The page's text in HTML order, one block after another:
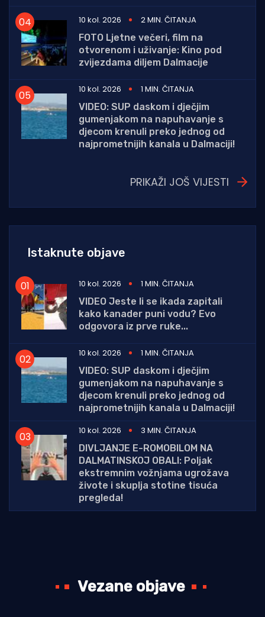
10 kol. 2026
2 MIN. ČITANJA
FOTO Ljetne večeri, film na
otvorenom i uživanje: Kino pod
zvijezdama diljem Dalmacije
10 kol. 2026
1 MIN. ČITANJA
VIDEO: SUP daskom i dječjim
gumenjakom na napuhavanje s
djecom krenuli preko jednog od
najprometnijih kanala u Dalmaciji!
PRIKAŽI JOŠ VIJESTI
Istaknute objave
10 kol. 2026
1 MIN. ČITANJA
VIDEO Jeste li se ikada zapitali
kako kanader puni vodu? Evo
odgovora iz prve ruke...
10 kol. 2026
1 MIN. ČITANJA
VIDEO: SUP daskom i dječjim
gumenjakom na napuhavanje s
djecom krenuli preko jednog od
najprometnijih kanala u Dalmaciji!
10 kol. 2026
3 MIN. ČITANJA
DIVLJANJE E-ROMOBILOM NA
DALMATINSKOJ OBALI: Poljak
ekstremnim vožnjama ugrožava
živote i skuplja stotine tisuća
pregleda!
Vezane objave